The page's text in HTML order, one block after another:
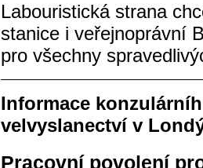
Labouristická strana
stanice i veřejnoprávní
pro všechny
Informace
velvyslanectví v
Pracovní povolení